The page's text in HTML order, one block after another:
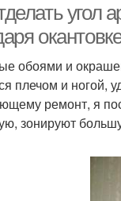
угол
обоями и
плечом и ногой,
ремонт, я
зонируют